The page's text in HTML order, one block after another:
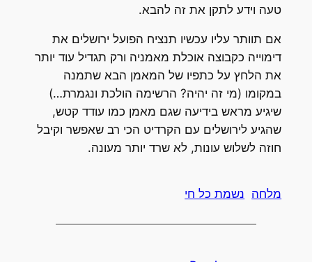
טעה וידע לתקן את זה להבא.
אם תוותר עליו עכשיו תנציח הפועל ירושלים את
דימוייה כקבוצה אוכלת מאמניה ורק תגדיל עוד יותר
את הלחץ על כתפיו של המאמן הבא שתמנה
במקומו (מי זה יהיה? הרשימה הולכת ונגמרת…)
שיגיע מראש בידיעה שגם מאמן כמו עודד קטש,
שהגיע לירושלים עם הקרדיט הכי רב שאפשר וקיבל
חוזה לשלוש עונות, לא שרד יותר מעונה.
מלחה נשמת כל חי